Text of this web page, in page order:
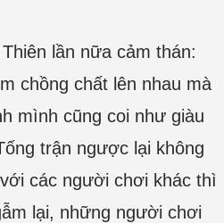
lần nữa cảm thán:
chồng chất lên nhau mà
mình cũng coi như giàu
trận ngược lại không
các người chơi khác thì
lại, những người chơi